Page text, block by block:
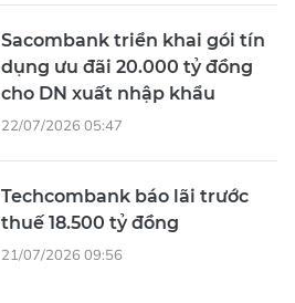
Sacombank triển khai gói tín
dụng ưu đãi 20.000 tỷ đồng
cho DN xuất nhập khẩu
22/07/2026 05:47
Techcombank báo lãi trước
thuế 18.500 tỷ đồng
21/07/2026 09:56